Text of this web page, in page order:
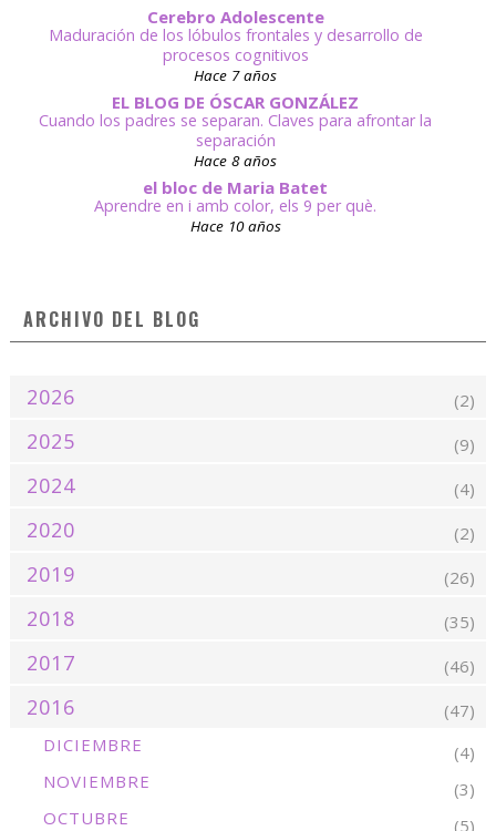
Cerebro Adolescente
Maduración de los lóbulos frontales y desarrollo de
procesos cognitivos
Hace 7 años
EL BLOG DE ÓSCAR GONZÁLEZ
Cuando los padres se separan. Claves para afrontar la
separación
Hace 8 años
el bloc de Maria Batet
Aprendre en i amb color, els 9 per què.
Hace 10 años
ARCHIVO DEL BLOG
2026 (2)
2025 (9)
2024 (4)
2020 (2)
2019 (26)
2018 (35)
2017 (46)
2016
(47)
DICIEMBRE
(4)
NOVIEMBRE
(3)
OCTUBRE
(5)